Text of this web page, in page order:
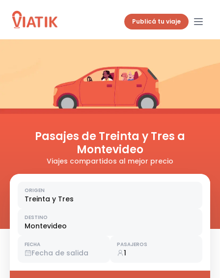
Publicá tu viaje
Pasajes de Treinta y Tres a
Montevideo
Viajes compartidos al mejor precio
ORIGEN
Treinta y Tres
DESTINO
Montevideo
FECHA
Fecha de salida
PASAJEROS
1